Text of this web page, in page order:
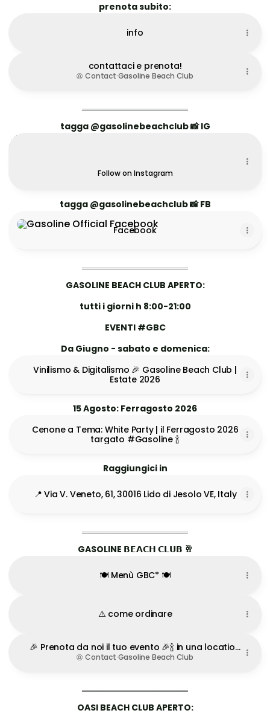
prenota subito:
info
contattaci e prenota!
Contact·Gasoline Beach Club
tagga @gasolinebeachclub 📸 IG
Instagram
Follow on Instagram
tagga @gasolinebeachclub 📸 FB
Facebook
GASOLINE BEACH CLUB APERTO:
tutti i giorni h 8:00-21:00
EVENTI #GBC
Da Giugno - sabato e domenica:
Vinilismo & Digitalismo 🎉 Gasoline Beach Club |
Estate 2026
15 Agosto: Ferragosto 2026
Cenone a Tema: White Party | il Ferragosto 2026
targato #Gasoline 🍾
Raggiungici in
📍 Via V. Veneto, 61, 30016 Lido di Jesolo VE, Italy
GASOLINE 𝗕𝗘𝗔𝗖𝗛 𝗖𝗟𝗨𝗕 🥂
🍽️ Menù GBC* 🍽️
⚠️ come ordinare
🎉 Prenota da noi il tuo evento 🎉🍾 in una location
unica, frontemare
Contact·Gasoline Beach Club
OASI BEACH CLUB APERTO: